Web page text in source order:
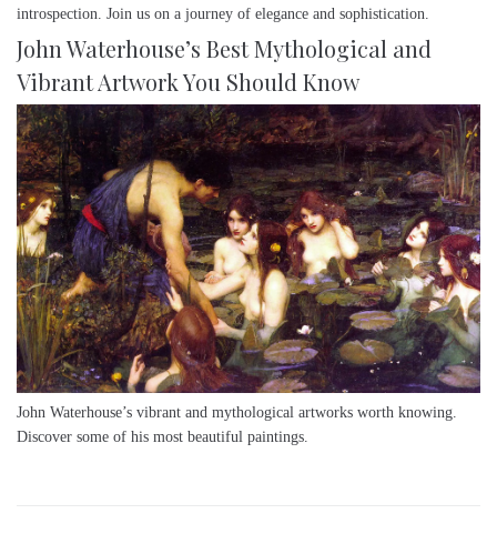
introspection. Join us on a journey of elegance and sophistication.
John Waterhouse’s Best Mythological and
Vibrant Artwork You Should Know
John Waterhouse’s vibrant and mythological artworks worth knowing.
Discover some of his most beautiful paintings.